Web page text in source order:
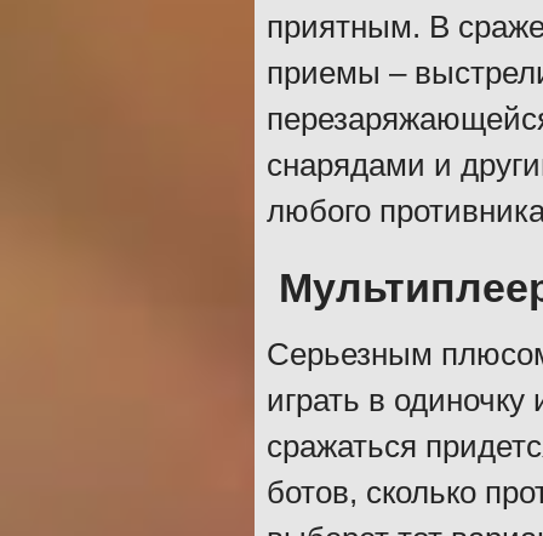
приятным. В
приемы –
снарядами и
любого
Серьезным
играть в
сражаться
ботов, сколько